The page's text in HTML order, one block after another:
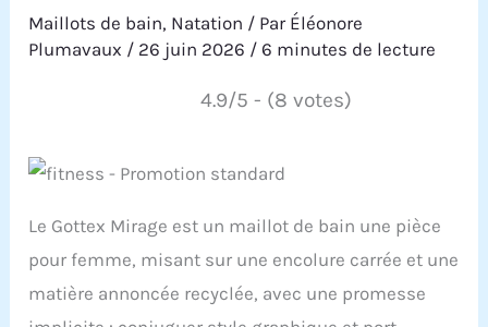
Maillots de bain, Natation / Par Éléonore
Plumavaux / 26 juin 2026 /6 minutes de lecture
4.9/5 - (8 votes)
Le Gottex Mirage est un maillot de bain une pièce
pour femme, misant sur une encolure carrée et une
matière annoncée recyclée, avec une promesse